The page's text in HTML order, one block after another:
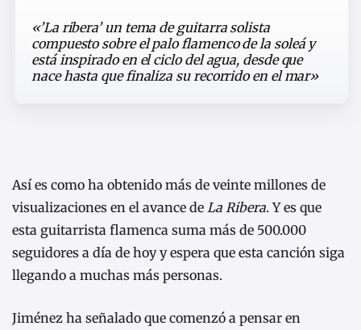
«’La ribera’ un tema de guitarra solista
compuesto sobre el palo flamenco de la soleá y
está inspirado en el ciclo del agua, desde que
nace hasta que finaliza su recorrido en el mar»
Así es como ha obtenido más de veinte millones de
visualizaciones en el avance de La Ribera. Y es que
esta guitarrista flamenca suma más de 500.000
seguidores a día de hoy y espera que esta canción siga
llegando a muchas más personas.
Jiménez ha señalado que comenzó a pensar en